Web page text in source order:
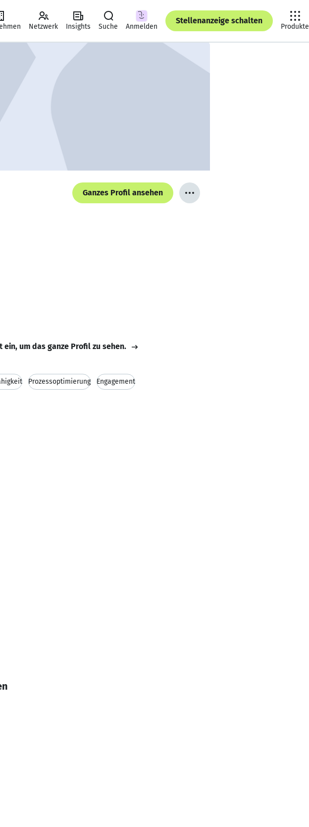
Netzwerk Insights Suche Anmelden
Stellenanzeige schalten
Produkte
Ganzes Profil ansehen
ein, um das ganze Profil zu sehen.
Prozessoptimierung Engagement